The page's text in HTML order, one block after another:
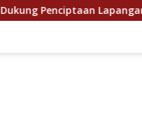
Lapangan Kerja, PTPN I